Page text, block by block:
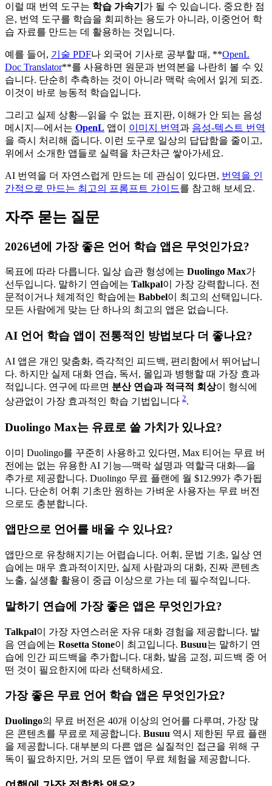
이럴 때 번역 도구는 학습 가속기 가 될 수 있습니다. 중요한 점
은, 번역 도구를 학습을 회피하는 용도가 아니라, 이중언어 학
습 자료를 만드는 데 활용하는 것입니다.
예를 들어, 기술 PDF나 외국어 기사로 공부할 때, **OpenL
Doc Translator**를 사용하면 원문과 번역본을 나란히 볼 수 있
습니다. 단순히 추측하는 것이 아니라 맥락 속에서 읽게 되죠.
이것이 바로 능동적 학습입니다.
그리고 실제 상황—읽을 수 없는 표지판, 이해가 안 되는 음성
메시지—에서는 OpenL 앱이 이미지 번역과 음성-텍스트 번역
을 즉시 처리해 줍니다. 이런 도구로 일상의 답답함을 줄이고,
위에서 소개한 앱들로 실력을 차근차근 쌓아가세요.
AI 번역을 더 자연스럽게 만드는 데 관심이 있다면, 번역을 인
간적으로 만드는 최고의 프롬프트 가이드를 참고해 보세요.
자주 묻는 질문
2026년에 가장 좋은 언어 학습 앱은 무엇인가요?
목표에 따라 다릅니다. 일상 습관 형성에는 Duolingo Max가
선두입니다. 말하기 연습에는 Talkpal이 가장 강력합니다. 전
문적이거나 체계적인 학습에는 Babbel이 최고의 선택입니다.
모든 사람에게 맞는 단 하나의 최고의 앱은 없습니다.
AI 언어 학습 앱이 전통적인 방법보다 더 좋나요?
AI 앱은 개인 맞춤화, 즉각적인 피드백, 편리함에서 뛰어납니
다. 하지만 실제 대화 연습, 독서, 몰입과 병행할 때 가장 효과
적입니다. 연구에 따르면 분산 연습과 적극적 회상이 형식에
상관없이 가장 효과적인 학습 기법입니다 2.
Duolingo Max는 유료로 쓸 가치가 있나요?
이미 Duolingo를 꾸준히 사용하고 있다면, Max 티어는 무료 버
전에는 없는 유용한 AI 기능—맥락 설명과 역할극 대화—을
추가로 제공합니다. Duolingo 무료 플랜에 월 $12.99가 추가됩
니다. 단순히 어휘 기초만 원하는 가벼운 사용자는 무료 버전
으로도 충분합니다.
앱만으로 언어를 배울 수 있나요?
앱만으로 유창해지기는 어렵습니다. 어휘, 문법 기초, 일상 연
습에는 매우 효과적이지만, 실제 사람과의 대화, 진짜 콘텐츠
노출, 실생활 활용이 중급 이상으로 가는 데 필수적입니다.
말하기 연습에 가장 좋은 앱은 무엇인가요?
Talkpal이 가장 자연스러운 자유 대화 경험을 제공합니다. 발
음 연습에는 Rosetta Stone이 최고입니다. Busuu는 말하기 연
습에 인간 피드백을 추가합니다. 대화, 발음 교정, 피드백 중 어
떤 것이 필요한지에 따라 선택하세요.
가장 좋은 무료 언어 학습 앱은 무엇인가요?
Duolingo의 무료 버전은 40개 이상의 언어를 다루며, 가장 많
은 콘텐츠를 무료로 제공합니다. Busuu 역시 제한된 무료 플랜
을 제공합니다. 대부분의 다른 앱은 실질적인 접근을 위해 구
독이 필요하지만, 거의 모든 앱이 무료 체험을 제공합니다.